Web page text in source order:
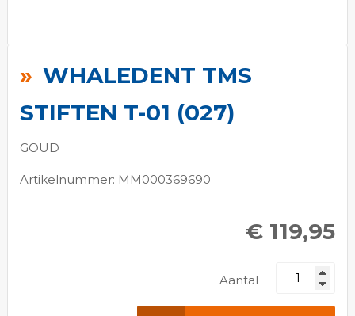
WHALEDENT TMS
STIFTEN T-01 (027)
GOUD
Artikelnummer: MM000369690
€ 119,95
Aantal
het
begin
van
de
gallerij